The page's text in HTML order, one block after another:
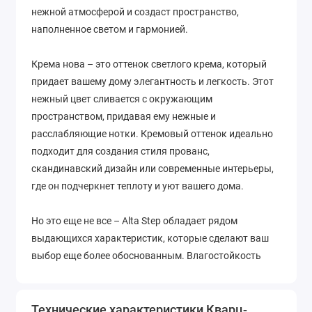
нежной атмосферой и создаст пространство,
наполненное светом и гармонией.
Крема нова – это оттенок светлого крема, который
придает вашему дому элегантность и легкость. Этот
нежный цвет сливается с окружающим
пространством, придавая ему нежные и
расслабляющие нотки. Кремовый оттенок идеально
подходит для создания стиля прованс,
скандинавский дизайн или современные интерьеры,
где он подчеркнет теплоту и уют вашего дома.
Но это еще не все – Alta Step обладает рядом
выдающихся характеристик, которые сделают ваш
выбор еще более обоснованным. Влагостойкость
долговечности и прочности, что делает его